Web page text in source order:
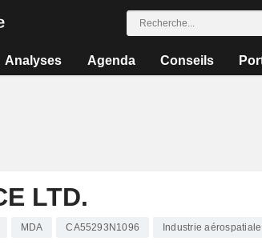
Analyses Agenda Conseils
LTD.
MDA CA55293N1096 Industrie